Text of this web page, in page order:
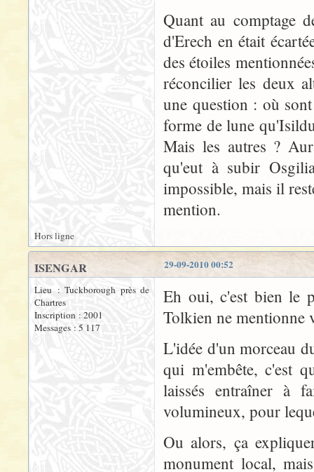
Quant au comptage
d'Erech en était
des étoiles
réconcilier les deux
une question : où
forme de lune
Mais les autres ?
qu'eut à subir
impossible, mais il
mention.
Hors ligne
29-09-2010 00:52
ISENGAR
Lieu : Tuckborough près de
Chartres
Inscription : 2001
Messages : 5 117
Eh oui, c'est bien le
Tolkien ne mentionne
L'idée d'un morceau
qui m'embête, c'est
laissés entraîner à
volumineux, pour
Ou alors, ça
monument local,